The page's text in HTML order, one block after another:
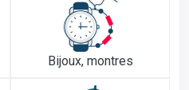
Bijoux, montres